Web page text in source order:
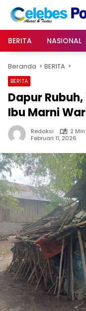
Langsung
konten
BERITA
NASIONAL
Beranda BERITA
BERITA
Dapur
Ibu Marni
Redaksi
2
Februari 11, 2026